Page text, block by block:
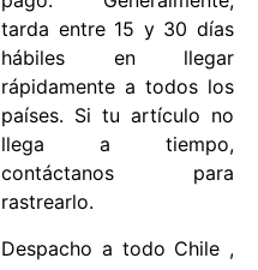
tarda entre 15 y 30 días
hábiles en llegar
rápidamente a todos los
países. Si tu artículo no
llega a tiempo,
contáctanos para
rastrearlo.
Despacho a todo Chile ,